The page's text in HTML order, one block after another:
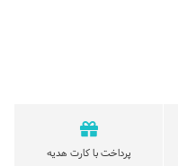
پرداخت با کارت هدیه